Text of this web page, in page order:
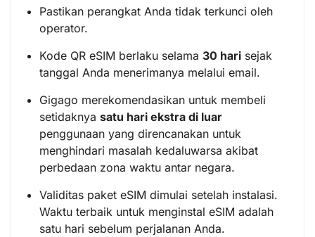
Pastikan perangkat Anda tidak terkunci oleh
operator.
Kode QR eSIM berlaku selama 30 hari sejak
tanggal Anda menerimanya melalui email.
Gigago merekomendasikan untuk membeli
setidaknya satu hari ekstra di luar
penggunaan yang direncanakan untuk
menghindari masalah kedaluwarsa akibat
perbedaan zona waktu antar negara.
Validitas paket eSIM dimulai setelah instalasi.
Waktu terbaik untuk menginstal eSIM adalah
satu hari sebelum perjalanan Anda.